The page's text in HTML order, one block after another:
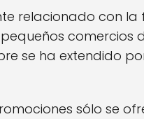
relacionado con
comercios
se ha extendido
sólo se